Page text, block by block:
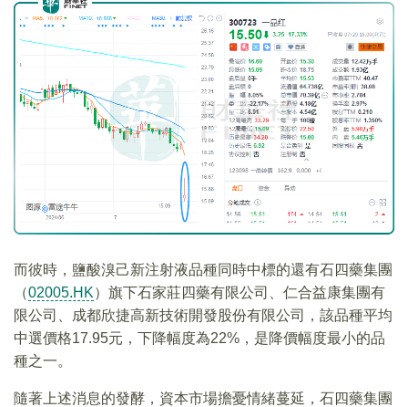
而彼時，鹽酸溴己新注射液品種同時中標的還有石四藥集團
（02005.HK）旗下石家莊四藥有限公司、仁合益康集團有
限公司、成都欣捷高新技術開發股份有限公司，該品種平均
中選價格17.95元，下降幅度為22%，是降價幅度最小的品
種之一。
隨著上述消息的發酵，資本市場擔憂情緒蔓延，石四藥集團